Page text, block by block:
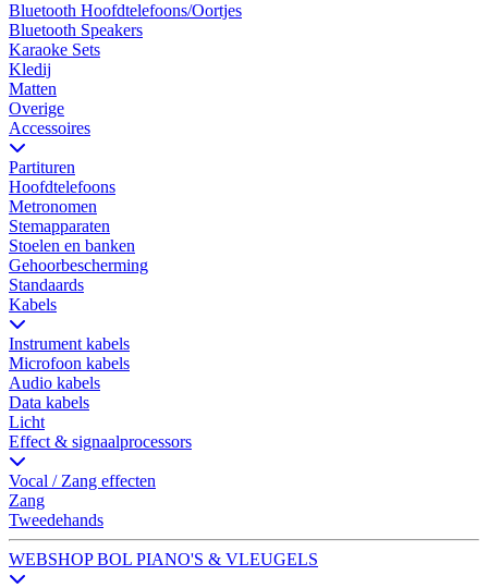
Bluetooth Hoofdtelefoons/Oortjes
Bluetooth Speakers
Karaoke Sets
Kledij
Matten
Overige
Accessoires
Partituren
Hoofdtelefoons
Metronomen
Stemapparaten
Stoelen en banken
Gehoorbescherming
Standaards
Kabels
Instrument kabels
Microfoon kabels
Audio kabels
Data kabels
Licht
Effect & signaalprocessors
Vocal / Zang effecten
Zang
Tweedehands
WEBSHOP BOL PIANO'S & VLEUGELS